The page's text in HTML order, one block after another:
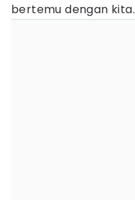
bertemu dengan kita.